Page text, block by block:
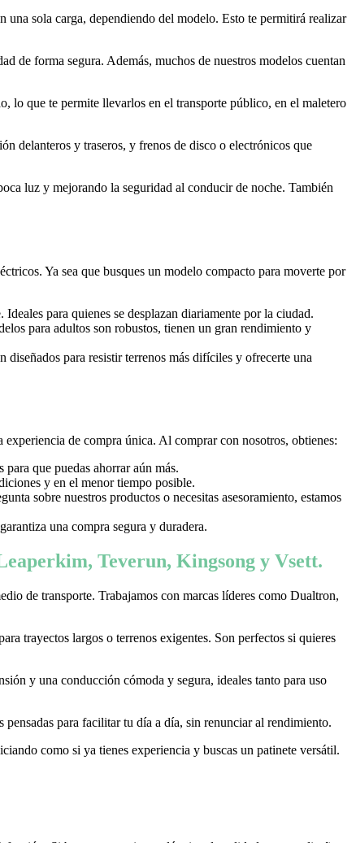
una sola carga, dependiendo del modelo. Esto te permitirá realizar
de forma segura. Además, muchos de nuestros modelos cuentan
lo que te permite llevarlos en el transporte público, en el maletero
delanteros y traseros, y frenos de disco o electrónicos que
luz y mejorando la seguridad al conducir de noche. También
Ya sea que busques un modelo compacto para moverte por
para quienes se desplazan diariamente por la ciudad.
para adultos son robustos, tienen un gran rendimiento y
diseñados para resistir terrenos más difíciles y ofrecerte una
de compra única. Al comprar con nosotros, obtienes:
que puedas ahorrar aún más.
y en el menor tiempo posible.
sobre nuestros productos o necesitas asesoramiento, estamos
una compra segura y duradera.
Teverun, Kingsong y Vsett.
de transporte. Trabajamos con marcas líderes como Dualtron,
trayectos largos o terrenos exigentes. Son perfectos si quieres
y una conducción cómoda y segura, ideales tanto para uso
para facilitar tu día a día, sin renunciar al rendimiento.
como si ya tienes experiencia y buscas un patinete versátil.